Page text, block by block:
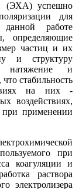
(ЭХА) успешно
для
работе
определяющие
частиц и их
и структуру
натяжение и
стабильность
на них -
воздействиях,
при применении
при
коагуляции и
раствора
электролизера